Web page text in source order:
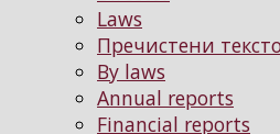
Laws
Пречистени
By laws
Annual reports
Financial reports